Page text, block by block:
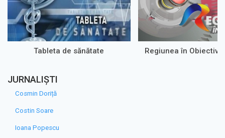
Tableta de sănătate Regiunea în Obiectiv
JURNALIȘTI
Cosmin Doriță
Costin Soare
Ioana Popescu